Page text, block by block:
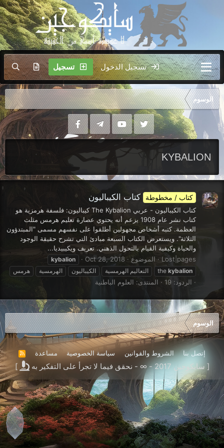
تسجيل الدخول تسجيل
الوسوم
KYBALION
كتاب / مخطوطة كتاب الكيباليون
كتاب الكيباليون - عربي The Kybalion كيباليون: فلسفة هرمزية هو
كتاب نشر عام 1908 يزعم أنه يحتوي عصارة تعليم هرمس مثلث
العظمة. كتبه أشخاص مجهولين أطلقوا على نفسهم مسمى "المبتدؤون
الثلاثة". ويستعرض الكتاب السبعة مبادئ التي تشرح حقيقة الوجود
والحياة وكيفية القيام بالتحول الذهني. تعريف ويكيبيديا...
Lost|pages
الموضوع Oct 28, 2018
kybalion
the kybalion التعاليم الهرمسية الكيباليون الهرمسية هرمس
الردود: 19 المنتدى: العلوم الباطنية
الوسوم
إتصل بنا الشروط والقوانين سياسة الخصوصية مساعدة
R
S
[ سايكوجين 2017 - ∞ - نحقق فيما لا تجرأ على التفكير به ]